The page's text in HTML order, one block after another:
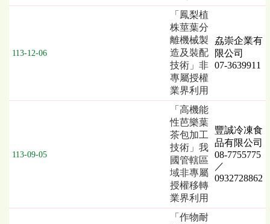
113-12-06
「鳳梨植
株莖葉分
離機械製
造及裝配
技術」非
專屬授權
業界利用
劦崇企業有
限公司
07-3639911
113-09-05
「高機能
性芭樂葉
茶包加工
技術」我
國管轄區
域非專屬
授權移轉
業界利用
豐誠冷凍食
品有限公司
08-7755775
／
0932728862
「作物耐